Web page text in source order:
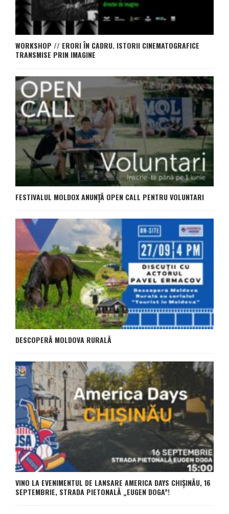
WORKSHOP // ERORI ÎN CADRU. ISTORII CINEMATOGRAFICE
TRANSMISE PRIN IMAGINE
FESTIVALUL MOLDOX ANUNȚĂ OPEN CALL PENTRU VOLUNTARI
DESCOPERĂ MOLDOVA RURALĂ
VINO LA EVENIMENTUL DE LANSARE AMERICA DAYS CHIȘINĂU, 16
SEPTEMBRIE, STRADA PIETONALĂ „EUGEN DOGA”!